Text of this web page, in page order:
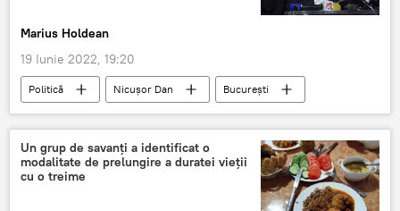
Marius Holdean
19 Iunie 2022, 19:20
Politică Nicușor Dan
București
Energie termică
Rusia
Situatia din Ucraina
Un grup de savanți a identificat o
modalitate de prelungire a duratei vieții
cu o treime